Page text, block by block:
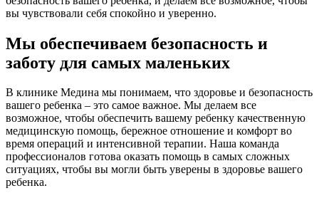
вы чувствовали себя спокойно и уверенно.
Мы обеспечиваем безопасность и
заботу для самых маленьких
В клинике Медина мы понимаем, что здоровье и безопасность
вашего ребенка – это самое важное. Мы делаем все
возможное, чтобы обеспечить вашему ребенку качественную
медицинскую помощь, бережное отношение и комфорт во
время операций и интенсивной терапии. Наша команда
профессионалов готова оказать помощь в самых сложных
ситуациях, чтобы вы могли быть уверены в здоровье вашего
ребенка.